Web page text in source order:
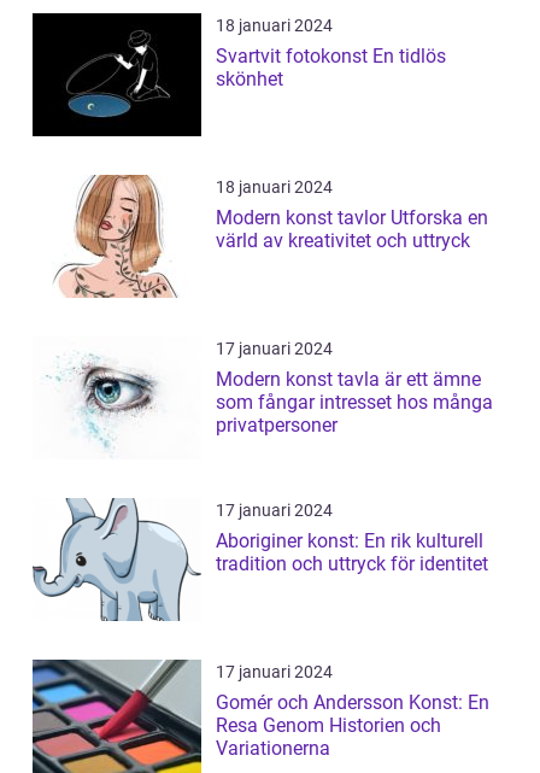
18 januari 2024
Svartvit fotokonst En tidlös
skönhet
18 januari 2024
Modern konst tavlor Utforska en
värld av kreativitet och uttryck
17 januari 2024
Modern konst tavla är ett ämne
som fångar intresset hos många
privatpersoner
17 januari 2024
Aboriginer konst: En rik kulturell
tradition och uttryck för identitet
17 januari 2024
Gomér och Andersson Konst: En
Resa Genom Historien och
Variationerna